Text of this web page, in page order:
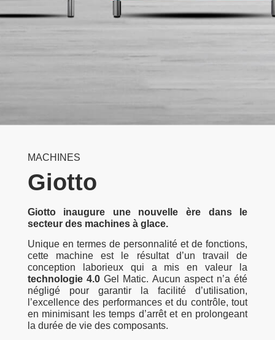
MACHINES
Giotto
Giotto inaugure une nouvelle ère dans le
secteur des machines à glace.
Unique en termes de personnalité et de fonctions,
cette machine est le résultat d’un travail de
conception laborieux qui a mis en valeur la
technologie 4.0 Gel Matic. Aucun aspect n’a été
négligé pour garantir la facilité d’utilisation,
l’excellence des performances et du contrôle, tout
en minimisant les temps d’arrêt et en prolongeant
la durée de vie des composants.